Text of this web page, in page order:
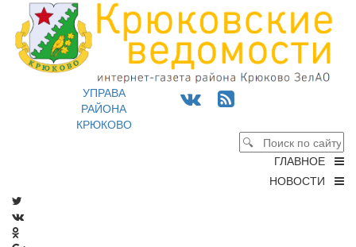
УПРАВА
РАЙОНА
КРЮКОВО
ГЛАВНОЕ
НОВОСТИ